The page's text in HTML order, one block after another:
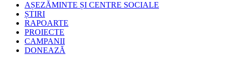
AȘEZĂMINTE ȘI CENTRE SOCIALE
ȘTIRI
RAPOARTE
PROIECTE
CAMPANII
DONEAZĂ